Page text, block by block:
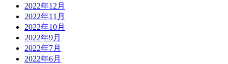
2022年12月
2022年11月
2022年10月
2022年9月
2022年7月
2022年6月